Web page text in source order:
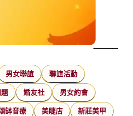
男女聯誼 聯誼活動
婚友社 男女約會
缽音療 美睫店 新莊美甲